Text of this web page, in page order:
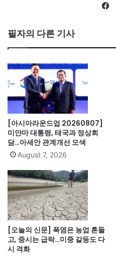
필자의 다른 기사
[아시아라운드업 20260807]
미얀마 대통령, 태국과 정상회
담…아세안 관계개선 모색
August 7, 2026
[오늘의 신문] 폭염은 농업 흔들
고, 증시는 급락…미중 갈등도 다
시 격화